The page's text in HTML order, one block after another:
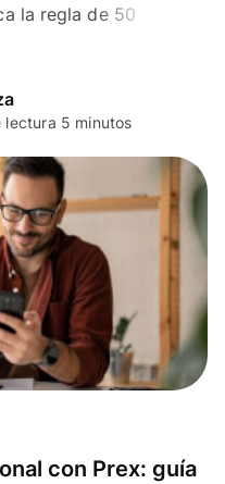
la regla de 50
lectura 5 minutos
con Prex: guía